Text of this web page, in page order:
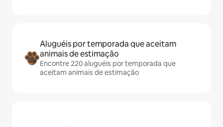
Aluguéis por temporada que aceitam
animais de estimação
Encontre 220 aluguéis por temporada que
aceitam animais de estimação